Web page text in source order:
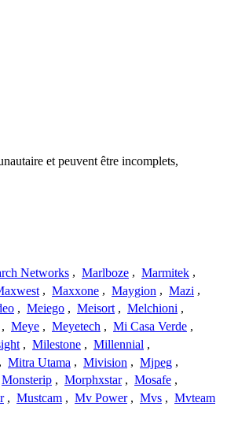
et peuvent être incomplets,
Networks , Marlboze , Marmitek ,
, Maxxone , Maygion , Mazi ,
, Meiego , Meisort , Melchioni ,
, Meye , Meyetech , Mi Casa Verde ,
, Milestone , Millennial ,
, Mitra Utama , Mivision , Mjpeg ,
Monsterip , Morphxstar , Mosafe ,
, Mustcam , Mv Power , Mvs , Mvteam